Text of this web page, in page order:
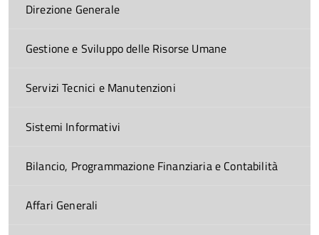
Direzione Generale
Gestione e Sviluppo delle Risorse Umane
Servizi Tecnici e Manutenzioni
Sistemi Informativi
Bilancio, Programmazione Finanziaria e Contabilità
Affari Generali